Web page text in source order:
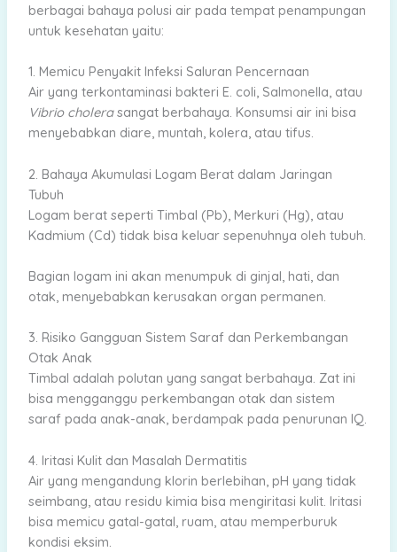
berbagai bahaya polusi air pada tempat penampungan
untuk kesehatan yaitu:
1. Memicu Penyakit Infeksi Saluran Pencernaan
Air yang terkontaminasi bakteri E. coli, Salmonella, atau
Vibrio cholerasangat berbahaya. Konsumsi air ini bisa
menyebabkan diare, muntah, kolera, atau tifus.
2. Bahaya Akumulasi Logam Berat dalam Jaringan
Tubuh
Logam berat seperti Timbal (Pb), Merkuri (Hg), atau
Kadmium (Cd) tidak bisa keluar sepenuhnya oleh tubuh.
Bagian logam ini akan menumpuk di ginjal, hati, dan
otak, menyebabkan kerusakan organ permanen.
3. Risiko Gangguan Sistem Saraf dan Perkembangan
Otak Anak
Timbal adalah polutan yang sangat berbahaya. Zat ini
bisa mengganggu perkembangan otak dan sistem
saraf pada anak-anak, berdampak pada penurunan IQ.
4. Iritasi Kulit dan Masalah Dermatitis
Air yang mengandung klorin berlebihan, pH yang tidak
seimbang, atau residu kimia bisa mengiritasi kulit. Iritasi
bisa memicu gatal-gatal, ruam, atau memperburuk
kondisi eksim.